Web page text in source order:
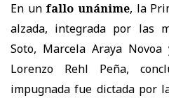
En un fallo unánime, la
alzada, integrada por las
Soto, Marcela Araya Novoa
Lorenzo Rehl Peña,
impugnadafue dictada por